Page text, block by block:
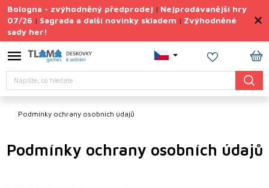
Přejít
na
obsah
Bologna - zvýhodněný předprodej | Nejprodávanější hry
07/26 | Sagrada a další novinky skladem | Zvýhodněné
sady her!
Hledat
Výprodej
deskovek
Letní
sady
her
Podmínky ochrany osobních údajů
Podmínky ochrany osobních údajů